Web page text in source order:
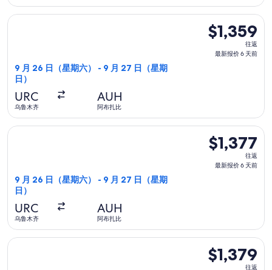
6
前
$1,359
往
返,
6
前
$1,359
往返
最新报价 6 天前
9 月 26 日（星期六） - 9 月 27 日（星期
日）
URC
乌鲁木齐
AUH
阿布扎比
选择乌兹别克斯坦航空航班，9 月 26 日（星期六）从乌鲁木
$1,377
往
返,
6
前
$1,377
往返
最新报价 6 天前
9 月 26 日（星期六） - 9 月 27 日（星期
日）
URC
乌鲁木齐
AUH
阿布扎比
选择乌兹别克斯坦航空航班，9 月 26 日（星期六）从乌鲁木
$1,379
往
$1,379
往返
选择乌兹别克斯坦航空航班，9 月 26 日（星期六）从乌鲁木